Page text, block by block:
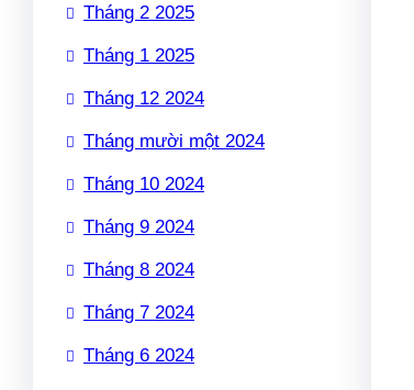
Tháng 2 2025
Tháng 1 2025
Tháng 12 2024
Tháng mười một 2024
Tháng 10 2024
Tháng 9 2024
Tháng 8 2024
Tháng 7 2024
Tháng 6 2024